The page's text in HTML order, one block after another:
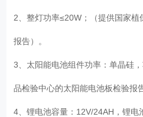
2、整灯功率≤20W；（提供国家
报告）。
3、太阳能电池组件功率：单晶硅
品检验中心的太阳能电池板检验报
4、锂电池容量：12V/24AH，锂电